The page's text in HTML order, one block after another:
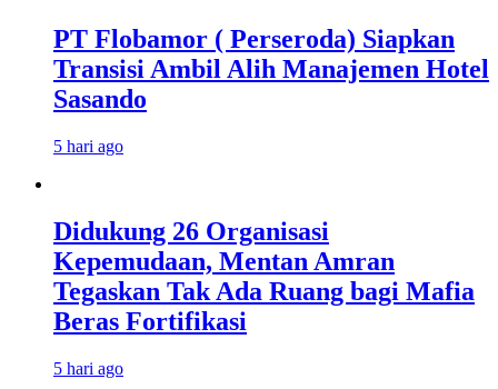
PT Flobamor ( Perseroda) Siapkan
Transisi Ambil Alih Manajemen Hotel
Sasando
5 hari ago
Didukung 26 Organisasi
Kepemudaan, Mentan Amran
Tegaskan Tak Ada Ruang bagi Mafia
Beras Fortifikasi
5 hari ago